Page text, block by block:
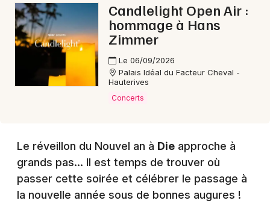
Mon email
Je m'abonne
Candlelight Open Air :
hommage à Hans
Zimmer
Le 06/09/2026
Palais Idéal du Facteur Cheval -
Hauterives
Concerts
Le réveillon du Nouvel an à Die approche à
grands pas... Il est temps de trouver où
passer cette soirée et célébrer le passage à
la nouvelle année sous de bonnes augures !